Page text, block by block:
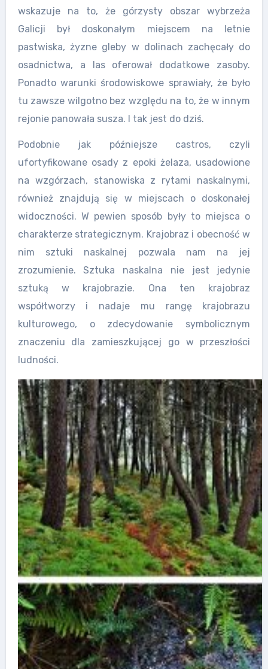
wskazuje na to, że górzysty obszar wybrzeża
Galicji był doskonałym miejscem na letnie
pastwiska, żyzne gleby w dolinach zachęcały do
osadnictwa, a las oferował dodatkowe zasoby.
Ponadto warunki środowiskowe sprawiały, że było
tu zawsze wilgotno bez względu na to, że w innym
rejonie panowała susza. I tak jest do dziś.
Podobnie jak późniejsze castros, czyli
ufortyfikowane osady z epoki żelaza, usadowione
na wzgórzach, stanowiska z rytami naskalnymi,
również znajdują się w miejscach o doskonałej
widoczności. W pewien sposób były to miejsca o
charakterze strategicznym. Krajobraz i obecność w
nim sztuki naskalnej pozwala nam na jej
zrozumienie. Sztuka naskalna nie jest jedynie
sztuką w krajobrazie. Ona ten krajobraz
współtworzy i nadaje mu rangę krajobrazu
kulturowego, o zdecydowanie symbolicznym
znaczeniu dla zamieszkującej go w przeszłości
ludności.